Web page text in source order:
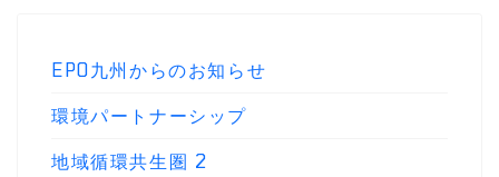
EPO九州からのお知らせ
環境パートナーシップ
地域循環共生圏 2